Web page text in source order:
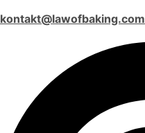
kontakt@lawofbaking.com